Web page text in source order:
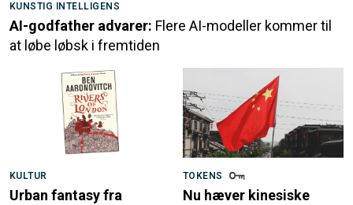
KUNSTIG INTELLIGENS
AI-godfather advarer: Flere AI-modeller kommer til
at løbe løbsk i fremtiden
KULTUR
Urban fantasy fra
TOKENS
Nu hæver kinesiske